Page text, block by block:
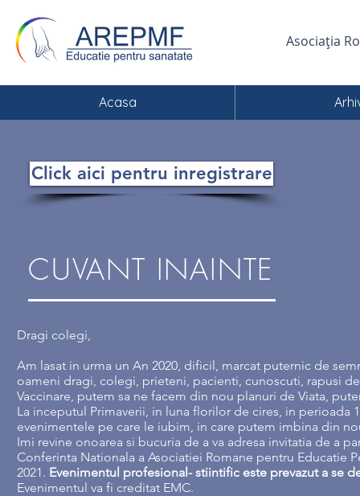
Asociația
Acasa
Click aici pentru inregistrare
CUVANT INAINTE
Dragi colegi,
Am lasat in urma un An 2020, dificil, marcat puternic de
oameni dragi, colegi, prieteni, pacienti, cunoscuti, rapusi
Vaccinare, putem sa ne facem din nou planuri de Viata,
La inceputul Primaverii, in luna florilor de cires, in perioada
evenimentele pe care le iubim, in care putem imbina din
Imi revine onoarea si bucuria de a va adresa invitatia de a
Conferinta Nationala a Asociatiei Romane pentru Educatie
2021. Evenimentul profesional- stiintific este prevazut a se
Evenimentul va fi creditat EMC.